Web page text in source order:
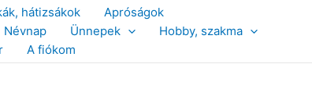
hátizsákok
Apróságok
Névnap Ünnepek
Hobby, szakma
A fiókom